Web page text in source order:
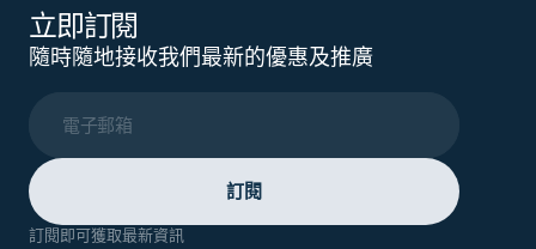
立即訂閱
隨時隨地接收我們最新的優惠及推廣
電子郵箱
訂閱
訂閱即可獲取最新資訊